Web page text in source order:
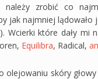
należy zrobić co
jak najmniej lądowało
Wcierki które dały
Equilibra, Radical,
olejowaniu skóry